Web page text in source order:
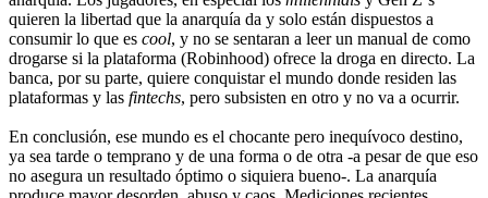
quieren la libertad que la anarquía da y solo están dispuestos a
consumir lo que es cool, y no se sentaran a leer un manual de como
drogarse si la plataforma (Robinhood) ofrece la droga en directo. La
banca, por su parte, quiere conquistar el mundo donde residen las
plataformas y las fintechs, pero subsisten en otro y no va a ocurrir.
En conclusión, ese mundo es el chocante pero inequívoco destino,
ya sea tarde o temprano y de una forma o de otra -a pesar de que eso
no asegura un resultado óptimo o siquiera bueno-. La anarquía